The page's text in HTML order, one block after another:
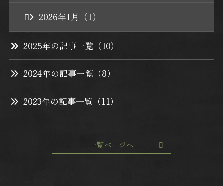
2026年1月（1）
2025年の記事一覧（10）
2024年の記事一覧（8）
2023年の記事一覧（11）
一覧ページへ